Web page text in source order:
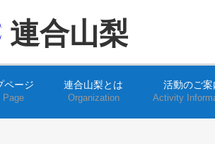
連合山梨
ページ
Page
連合山梨とは
Organization
活動のご案
Activity